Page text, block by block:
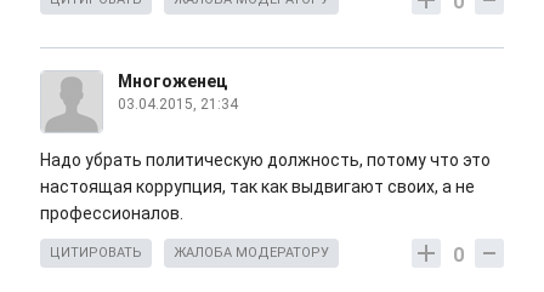
Многоженец
03.04.2015, 21:34
Надо убрать политическую должность, потому что это
настоящая коррупция, так как выдвигают своих, а не
профессионалов.
0
ЦИТИРОВАТЬ ЖАЛОБА МОДЕРАТОРУ